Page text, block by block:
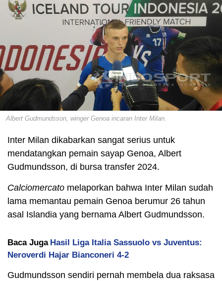
Albert Gudmundsson, winger Genoa incaran Inter Milan.
Inter Milan dikabarkan sangat serius untuk
mendatangkan pemain sayap Genoa, Albert
Gudmundsson, di bursa transfer 2024.
Calciomercato melaporkan bahwa Inter Milan sudah
lama memantau pemain Genoa berumur 26 tahun
asal Islandia yang bernama Albert Gudmundsson.
Baca Juga Hasil Liga Italia Sassuolo vs Juventus:
Neroverdi Hajar Bianconeri 4-2
Gudmundsson sendiri pernah membela dua raksasa